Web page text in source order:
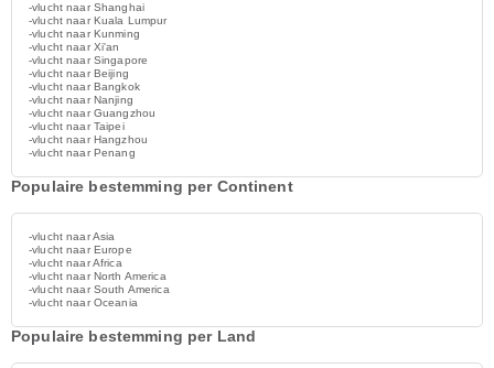
-vlucht naar Shanghai
-vlucht naar Kuala Lumpur
-vlucht naar Kunming
-vlucht naar Xi'an
-vlucht naar Singapore
-vlucht naar Beijing
-vlucht naar Bangkok
-vlucht naar Nanjing
-vlucht naar Guangzhou
-vlucht naar Taipei
-vlucht naar Hangzhou
-vlucht naar Penang
Populaire bestemming per Continent
-vlucht naar Asia
-vlucht naar Europe
-vlucht naar Africa
-vlucht naar North America
-vlucht naar South America
-vlucht naar Oceania
Populaire bestemming per Land